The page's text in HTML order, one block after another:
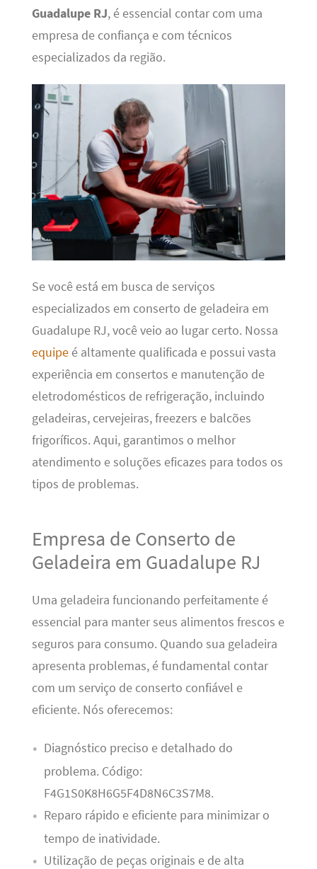
Guadalupe RJ, é essencial contar com uma
empresa de confiança e com técnicos
especializados da região.
Se você está em busca de serviços
especializados em conserto de geladeira em
Guadalupe RJ, você veio ao lugar certo. Nossa
equipeé altamente qualificada e possui vasta
experiência em consertos e manutenção de
eletrodomésticos de refrigeração, incluindo
geladeiras, cervejeiras, freezers e balcões
frigoríficos. Aqui, garantimos o melhor
atendimento e soluções eficazes para todos os
tipos de problemas.
Empresa de Conserto de
Geladeira em Guadalupe RJ
Uma geladeira funcionando perfeitamente é
essencial para manter seus alimentos frescos e
seguros para consumo. Quando sua geladeira
apresenta problemas, é fundamental contar
com um serviço de conserto confiável e
eficiente. Nós oferecemos:
Diagnóstico preciso e detalhado do
problema. Código:
F4G1S0K8H6G5F4D8N6C3S7M8.
Reparo rápido e eficiente para minimizar o
tempo de inatividade.
Utilização de peças originais e de alta